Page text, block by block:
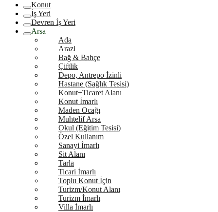
Konut
İş Yeri
Devren İş Yeri
Arsa
Ada
Arazi
Bağ & Bahçe
Çiftlik
Depo, Antrepo İzinli
Hastane (Sağlık Tesisi)
Konut+Ticaret Alanı
Konut İmarlı
Maden Ocağı
Muhtelif Arsa
Okul (Eğitim Tesisi)
Özel Kullanım
Sanayi İmarlı
Sit Alanı
Tarla
Ticari İmarlı
Toplu Konut İçin
Turizm/Konut Alanı
Turizm İmarlı
Villa İmarlı